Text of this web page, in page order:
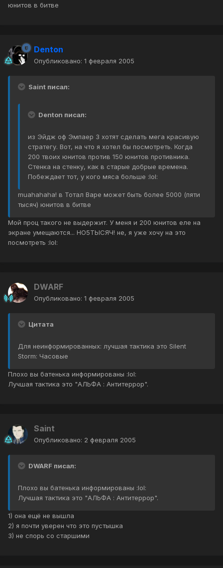
юнитов в битве
Denton
Опубликовано: 1 февраля 2005
Saint писал:
Denton писал:
из Эйдж оф Эмпаер 3 хотят сделать мега красивую
стратегу. Вот, на что я хотел бы посмотреть. Когда
200 твоих юнитов против 150 юнитов противника.
Стенка на стенку, как в старые добрые времена.
Побеждает тот, у кого мяса больше :lol:
muahahaha! в Тотал Варе может быть более 5000 (пяти
тысяч) юнитов в битве
Мой проц такого не выдержит. У меня и 200 юнитов еле на
экране умещаются... НО5ТЫСЯЧ! не, я уже хочу на это
посмотреть :lol:
DWARF
Опубликовано: 1 февраля 2005
Цитата
Для неинформированных: лучшая тактика это Silent
Storm: Часовые
Плохо вы батенька информированы :lol:
Лучшая тактика это "АЛЬФА : Антитеррор".
Saint
Опубликовано: 2 февраля 2005
DWARF писал:
Плохо вы батенька информированы :lol:
Лучшая тактика это "АЛЬФА : Антитеррор".
1) она ещё не вышла
2) я почти уверен что это пустышка
3) не спорь со старшими